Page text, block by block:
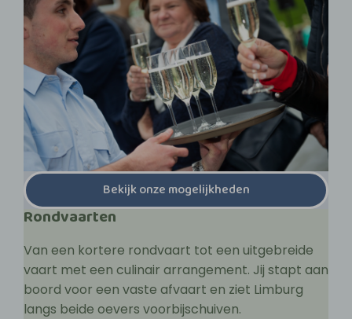
Bekijk onze mogelijkheden
Rondvaarten
Van een kortere rondvaart tot een uitgebreide
vaart met een culinair arrangement. Jij stapt aan
boord voor een vaste afvaart en ziet Limburg
langs beide oevers voorbijschuiven.